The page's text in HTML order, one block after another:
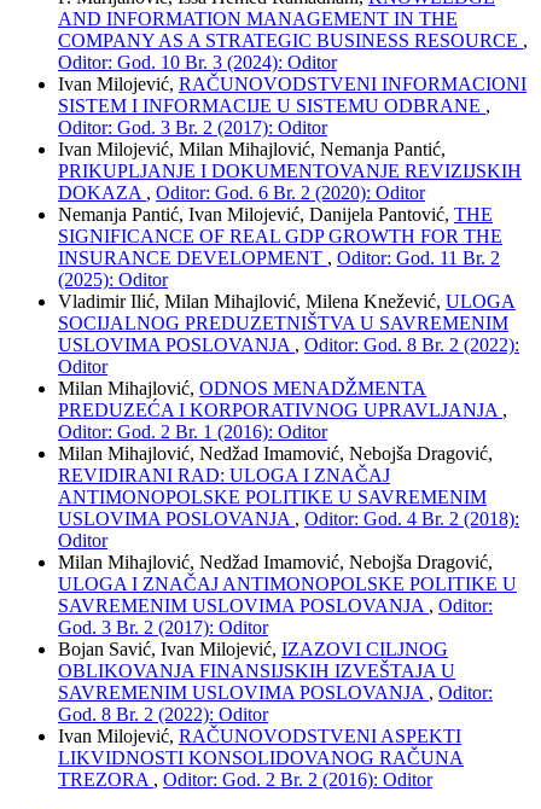
AND INFORMATION MANAGEMENT IN THE
COMPANY AS A STRATEGIC BUSINESS RESOURCE ,
Oditor: God. 10 Br. 3 (2024): Oditor
Ivan Milojević, RAČUNOVODSTVENI INFORMACIONI
SISTEM I INFORMACIJE U SISTEMU ODBRANE ,
Oditor: God. 3 Br. 2 (2017): Oditor
Ivan Milojević, Milan Mihajlović, Nemanja Pantić,
PRIKUPLJANJE I DOKUMENTOVANJE REVIZIJSKIH
DOKAZA , Oditor: God. 6 Br. 2 (2020): Oditor
Nemanja Pantić, Ivan Milojević, Danijela Pantović, THE
SIGNIFICANCE OF REAL GDP GROWTH FOR THE
INSURANCE DEVELOPMENT , Oditor: God. 11 Br. 2
(2025): Oditor
Vladimir Ilić, Milan Mihajlović, Milena Knežević, ULOGA
SOCIJALNOG PREDUZETNIŠTVA U SAVREMENIM
USLOVIMA POSLOVANJA , Oditor: God. 8 Br. 2 (2022):
Oditor
Milan Mihajlović, ODNOS MENADŽMENTA
PREDUZEĆA I KORPORATIVNOG UPRAVLJANJA ,
Oditor: God. 2 Br. 1 (2016): Oditor
Milan Mihajlović, Nedžad Imamović, Nebojša Dragović,
REVIDIRANI RAD: ULOGA I ZNAČAJ
ANTIMONOPOLSKE POLITIKE U SAVREMENIM
USLOVIMA POSLOVANJA , Oditor: God. 4 Br. 2 (2018):
Oditor
Milan Mihajlović, Nedžad Imamović, Nebojša Dragović,
ULOGA I ZNAČAJ ANTIMONOPOLSKE POLITIKE U
SAVREMENIM USLOVIMA POSLOVANJA , Oditor:
God. 3 Br. 2 (2017): Oditor
Bojan Savić, Ivan Milojević, IZAZOVI CILJNOG
OBLIKOVANJA FINANSIJSKIH IZVEŠTAJA U
SAVREMENIM USLOVIMA POSLOVANJA , Oditor:
God. 8 Br. 2 (2022): Oditor
Ivan Milojević, RAČUNOVODSTVENI ASPEKTI
LIKVIDNOSTI KONSOLIDOVANOG RAČUNA
TREZORA , Oditor: God. 2 Br. 2 (2016): Oditor